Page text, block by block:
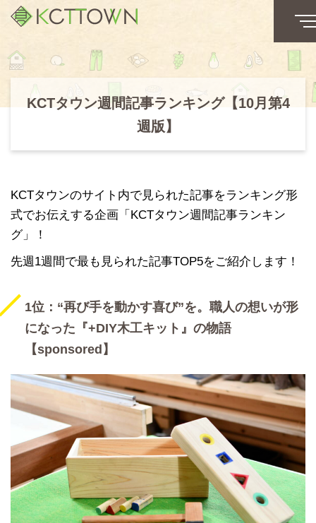
KCTタウン週間記事ランキング【10月第4
週版】
KCTタウンのサイト内で見られた記事をランキング形
式でお伝えする企画「KCTタウン週間記事ランキン
グ」！
先週1週間で最も見られた記事TOP5をご紹介します！
1位：“再び手を動かす喜び”を。職人の想いが形
になった『+DIY木工キット』の物語
【sponsored】